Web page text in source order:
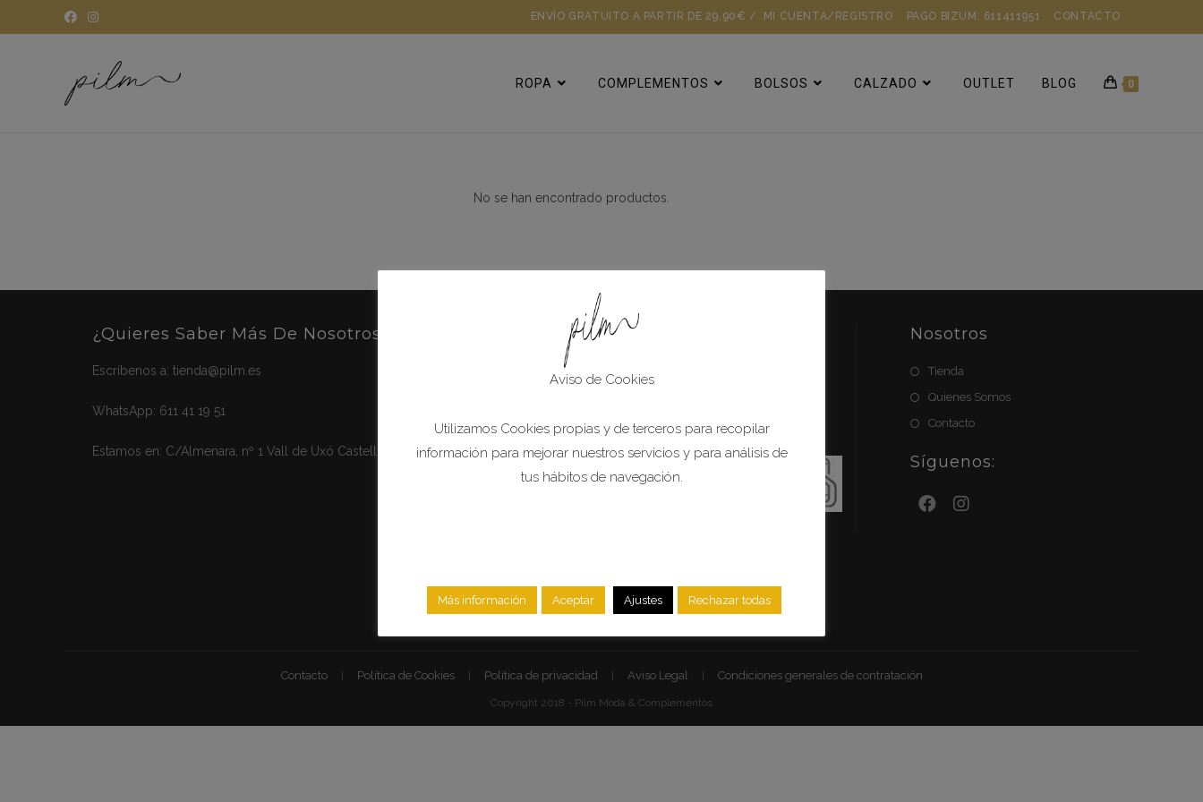
MI CUENTA/REGISTRO PAGO BIZUM: 611411951 CONTACTO
ENVÍO GRATUITO A PARTIR DE 29,90€ / .
ROPA COMPLEMENTOS BOLSOS CALZADO OUTLET BLOG 0
No se han encontrado productos.
¿Quieres Saber Más De Nosotros?
Escríbenos a:tienda@pilm.es
WhatsApp: 611 41 19 51
Estamos en: C/Almenara, nº 1 Vall de Uxó Castellón
Mi Cuenta
611411951
Nosotros
Tienda
Quienes Somos
Contacto
Síguenos:
Contacto Política de Cookies Política de privacidad Aviso Legal Condiciones generales de contratación
Copyright 2018 - Pilm Moda & Complementos
Aviso de Cookies
Utilizamos Cookies propias y de terceros para recopilar
información para mejorar nuestros servicios y para análisis de
tus hábitos de navegación.
Más información Aceptar Ajustes Rechazar todas